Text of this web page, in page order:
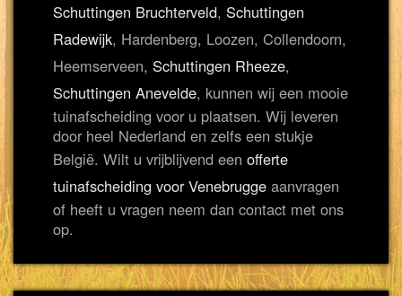
Schuttingen Bruchterveld, Schuttingen
Radewijk, Hardenberg, Loozen, Collendoorn,
Heemserveen, Schuttingen Rheeze,
Schuttingen Anevelde, kunnen wij een mooie
tuinafscheiding voor u plaatsen. Wij leveren
door heel Nederland en zelfs een stukje
België. Wilt u vrijblijvend een offerte
tuinafscheiding voor Venebrugge aanvragen
of heeft u vragen neem dan contact met ons
op.